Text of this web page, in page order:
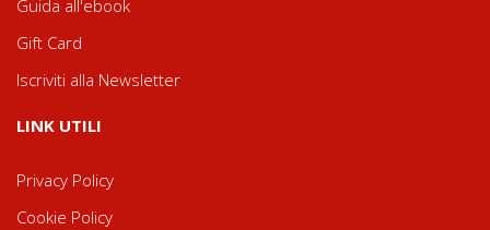
Guida all'ebook
Gift Card
Iscriviti alla Newsletter
LINK UTILI
Privacy Policy
Cookie Policy